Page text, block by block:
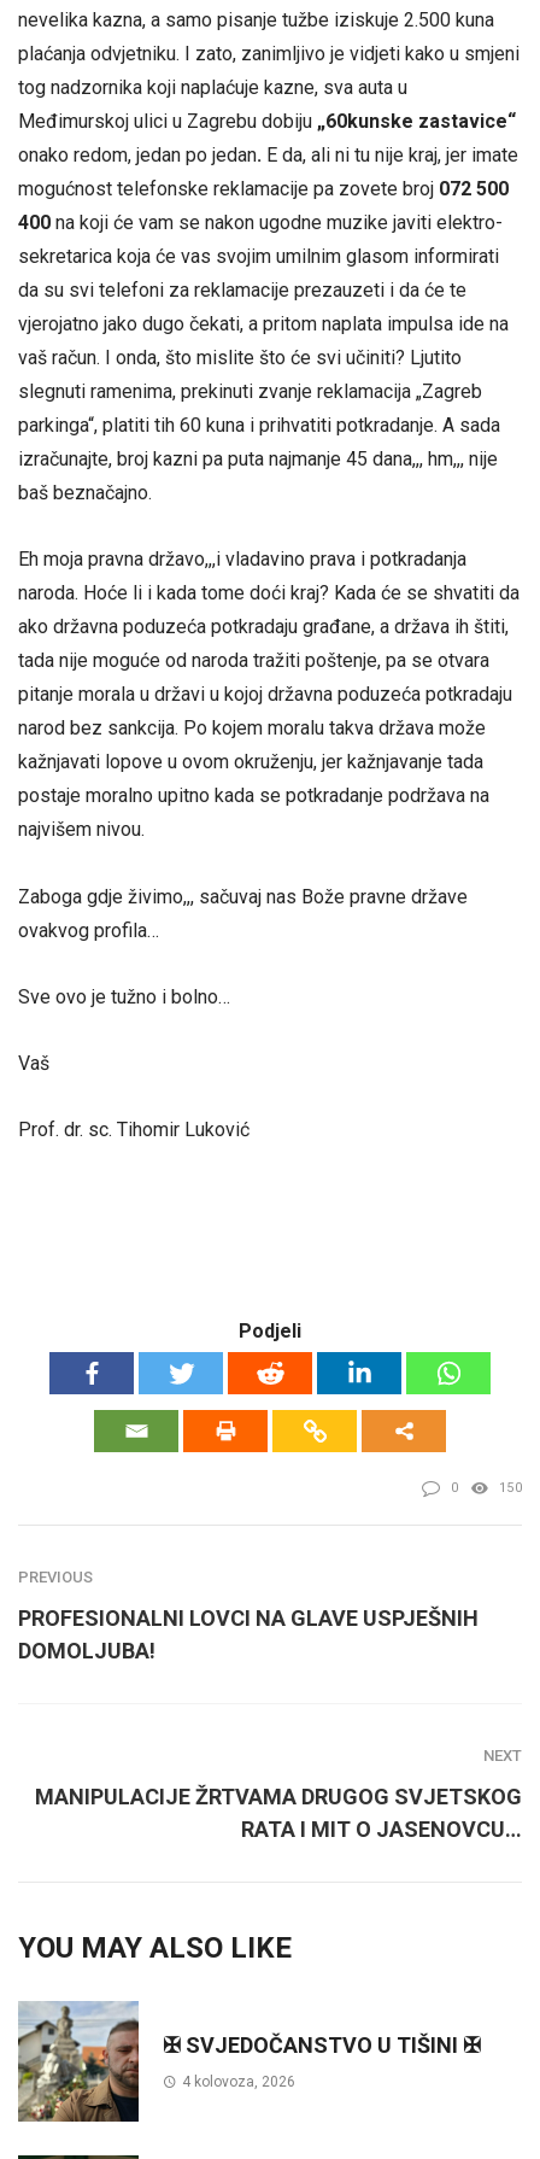
nevelika kazna, a samo pisanje tužbe iziskuje 2.500 kuna
plaćanja odvjetniku. I zato, zanimljivo je vidjeti kako u smjeni
tog nadzornika koji naplaćuje kazne, sva auta u
Međimurskoj ulici u Zagrebu dobiju „60kunske zastavice“
onako redom, jedan po jedan. E da, ali ni tu nije kraj, jer imate
mogućnost telefonske reklamacije pa zovete broj 072 500
400 na koji će vam se nakon ugodne muzike javiti elektro-
sekretarica koja će vas svojim umilnim glasom informirati
da su svi telefoni za reklamacije prezauzeti i da će te
vjerojatno jako dugo čekati, a pritom naplata impulsa ide na
vaš račun. I onda, što mislite što će svi učiniti? Ljutito
slegnuti ramenima, prekinuti zvanje reklamacija „Zagreb
parkinga“, platiti tih 60 kuna i prihvatiti potkradanje. A sada
izračunajte, broj kazni pa puta najmanje 45 dana,,, hm,,, nije
baš beznačajno.
Eh moja pravna državo,,,i vladavino prava i potkradanja
naroda. Hoće li i kada tome doći kraj? Kada će se shvatiti da
ako državna poduzeća potkradaju građane, a država ih štiti,
tada nije moguće od naroda tražiti poštenje, pa se otvara
pitanje morala u državi u kojoj državna poduzeća potkradaju
narod bez sankcija. Po kojem moralu takva država može
kažnjavati lopove u ovom okruženju, jer kažnjavanje tada
postaje moralno upitno kada se potkradanje podržava na
najvišem nivou.
Zaboga gdje živimo,,, sačuvaj nas Bože pravne države
ovakvog profila…
Sve ovo je tužno i bolno…
Vaš
Prof. dr. sc. Tihomir Luković
Podjeli
0 150
PREVIOUS
PROFESIONALNI LOVCI NA GLAVE USPJEŠNIH
DOMOLJUBA!
NEXT
MANIPULACIJE ŽRTVAMA DRUGOG SVJETSKOG
RATA I MIT O JASENOVCU…
YOU MAY ALSO LIKE
✠ SVJEDOČANSTVO U TIŠINI ✠
4 kolovoza, 2026